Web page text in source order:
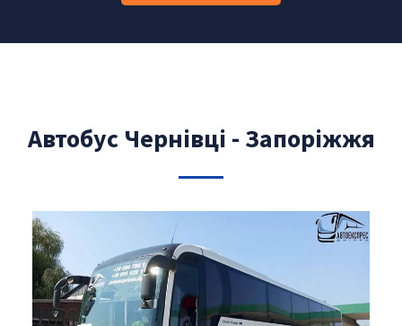
Автобус Чернівці - Запоріжжя